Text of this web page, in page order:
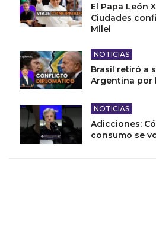
El Papa León
Ciudades
Milei
NOTICIAS
Brasil retiró a
Argentina por
NOTICIAS
Adicciones:
consumo se